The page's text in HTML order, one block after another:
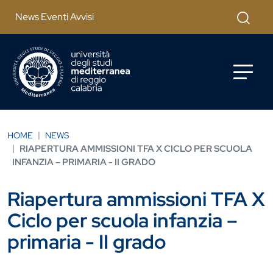
News Eventi Avvisi Cerca
HOME NEWS
RIAPERTURA AMMISSIONI TFA X CICLO PER SCUOLA
INFANZIA – PRIMARIA - II GRADO
Riapertura ammissioni TFA X
Ciclo per scuola infanzia –
primaria - II grado